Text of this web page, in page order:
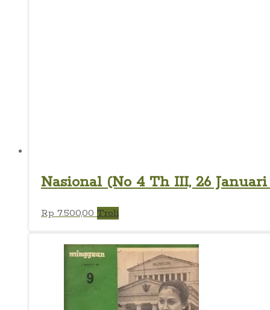
Nasional (No 4 Th III, 26 Januari
Rp7.500,00 Troli